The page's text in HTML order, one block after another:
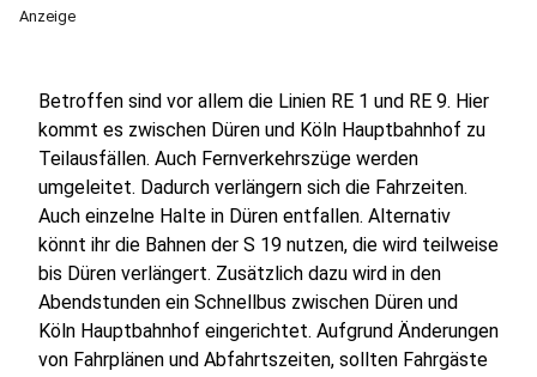
Anzeige
Betroffen sind vor allem die Linien RE 1 und RE 9. Hier
kommt es zwischen Düren und Köln Hauptbahnhof zu
Teilausfällen. Auch Fernverkehrszüge werden
umgeleitet. Dadurch verlängern sich die Fahrzeiten.
Auch einzelne Halte in Düren entfallen. Alternativ
könnt ihr die Bahnen der S 19 nutzen, die wird teilweise
bis Düren verlängert. Zusätzlich dazu wird in den
Abendstunden ein Schnellbus zwischen Düren und
Köln Hauptbahnhof eingerichtet. Aufgrund Änderungen
von Fahrplänen und Abfahrtszeiten, sollten Fahrgäste